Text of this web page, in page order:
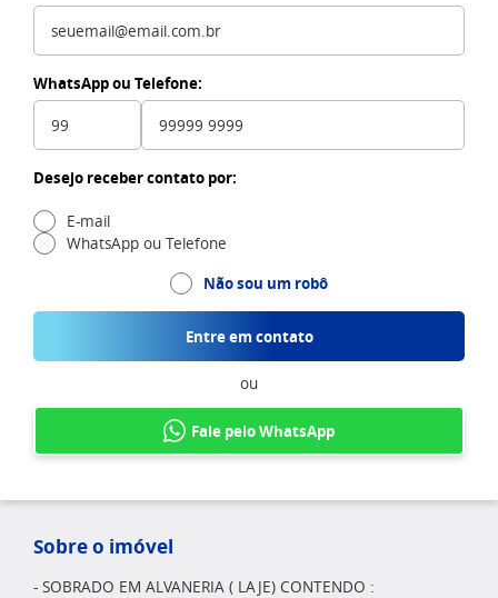
WhatsApp ou Telefone:
Desejo receber contato por:
E-mail
WhatsApp ou Telefone
Não sou um robô
Entre em contato
ou
Fale pelo WhatsApp
Sobre o imóvel
- SOBRADO EM ALVANERIA ( LAJE) CONTENDO :